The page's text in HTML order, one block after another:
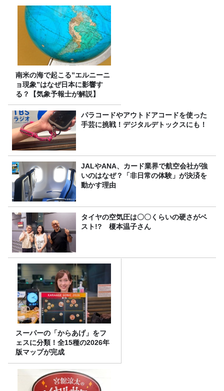
南米の海で起こる”エルニーニ
ョ現象”はなぜ日本に影響す
る？【気象予報士が解説】
パラコードやアウトドアコードを使った
手芸に挑戦！デジタルデトックスにも！
JALやANA、カード業界で航空会社が強
いのはなぜ？「非日常の体験」が決済を
動かす理由
タイヤの空気圧は〇〇くらいの硬さがベ
スト!? 榎本温子さん
スーパーの「からあげ」をフ
ェスに分類！全15種の2026年
版マップが完成